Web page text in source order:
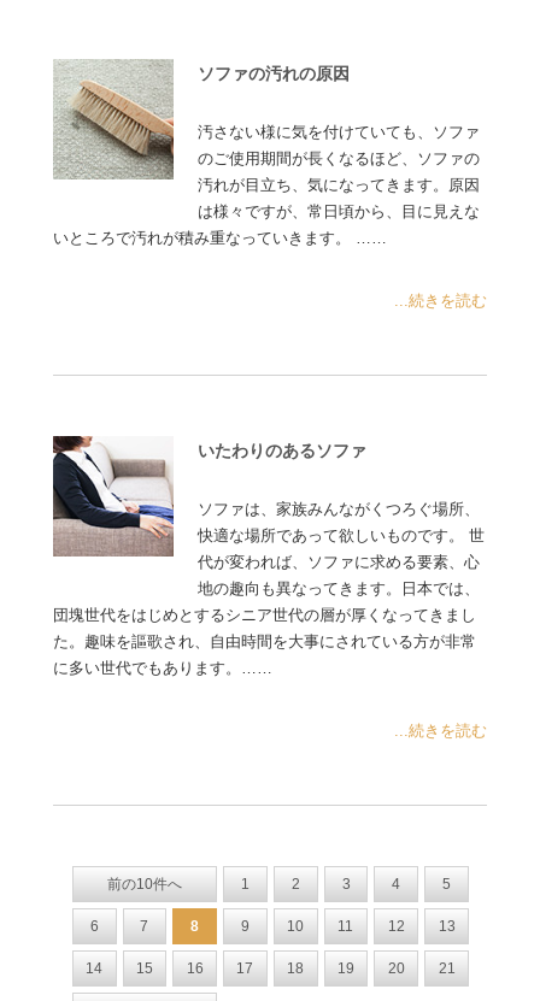
ソファの汚れの原因
汚さない様に気を付けていても、ソファ
のご使用期間が長くなるほど、ソファの
汚れが目立ち、気になってきます。原因
は様々ですが、常日頃から、目に見えな
いところで汚れが積み重なっていきます。 ……
...続きを読む
いたわりのあるソファ
ソファは、家族みんながくつろぐ場所、
快適な場所であって欲しいものです。 世
代が変われば、ソファに求める要素、心
地の趣向も異なってきます。日本では、
団塊世代をはじめとするシニア世代の層が厚くなってきまし
た。趣味を謳歌され、自由時間を大事にされている方が非常
に多い世代でもあります。……
...続きを読む
前の10件へ 1 2 3 4 5
6 7 8 9 10 11 12 13
14 15 16 17 18 19 20 21